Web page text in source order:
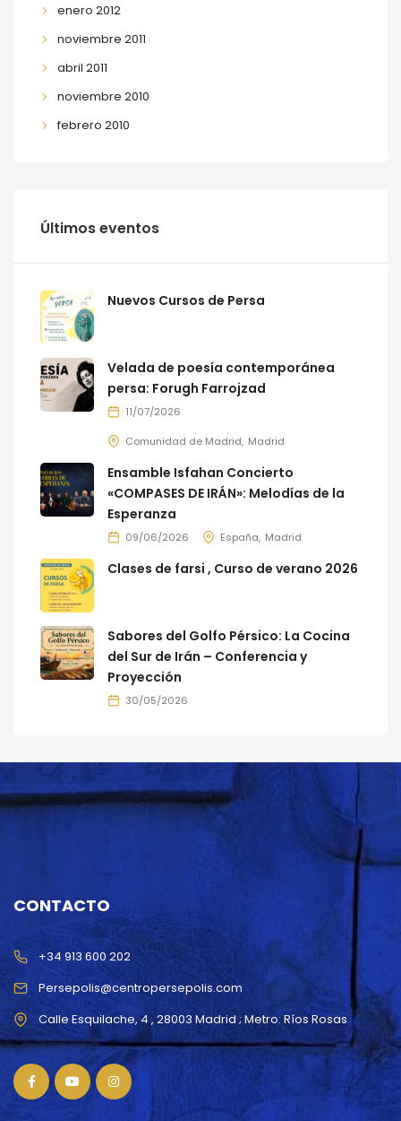
enero 2012
noviembre 2011
abril 2011
noviembre 2010
febrero 2010
Últimos eventos
Nuevos Cursos de Persa
Velada de poesía contemporánea
persa: Forugh Farrojzad
11/07/2026
Comunidad de Madrid Madrid
Ensamble Isfahan Concierto
«COMPASES DE IRÁN»: Melodías de la
Esperanza
09/06/2026 España Madrid
Clases de farsi , Curso de verano 2026
Sabores del Golfo Pérsico: La Cocina
del Sur de Irán – Conferencia y
Proyección
30/05/2026
CONTACTO
Persepolis@centropersepolis.com
+34 913 600 202